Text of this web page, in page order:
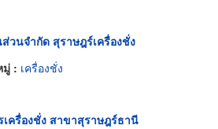
วนจำกัด สุราษฎร์เครื่องชั่ง
มู่ : เครื่องชั่ง
ครื่องชั่ง สาขาสุราษฎร์ธานี